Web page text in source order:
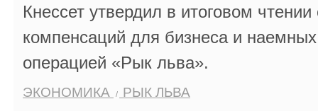
Кнессет утвердил в итоговом
компенсаций для бизнеса и
операцией «Рык льва».
ЭКОНОМИКА РЫК ЛЬВА